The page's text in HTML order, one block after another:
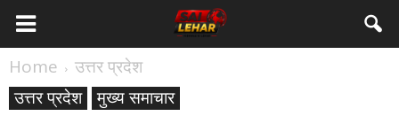
Home
उत्तर प्रदेश
उत्तर प्रदेश
मुख्य समाचार